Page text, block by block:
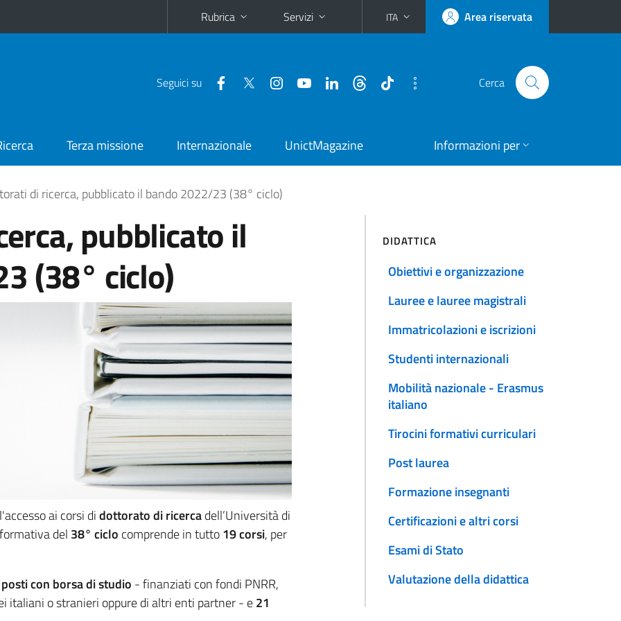
Rubrica Servizi ITA Area riservata
Seguici su Cerca
Terza missione Internazionale UnictMagazine Informazioni per
di ricerca, pubblicato il bando 2022/23 (38° ciclo)
pubblicato il
(38° ciclo)
ai corsi didottorato di ricercadell’Università di
del 38° ciclo comprende in tutto19 corsi, per
con borsa di studio - finanziati con fondi PNRR,
italiani o stranieri oppure di altri enti partner - e21
DIDATTICA
Obiettivi e organizzazione
Lauree e lauree magistrali
Immatricolazioni e iscrizioni
Studenti internazionali
Mobilità nazionale - Erasmus
italiano
Tirocini formativi curriculari
Post laurea
Formazione insegnanti
Certificazioni e altri corsi
Esami di Stato
Valutazione della didattica